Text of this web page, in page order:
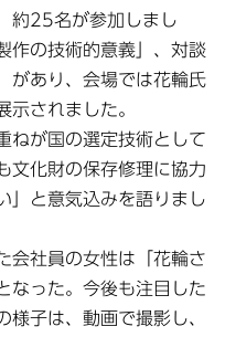
約25名が参加しまし
作の技術的意義」、対談
があり、会場では花輪氏
示されました。
ねが国の選定技術として
文化財の保存修理に協力
」と意気込みを語りまし
会社員の女性は「花輪さ
なった。今後も注目した
様子は、動画で撮影し、